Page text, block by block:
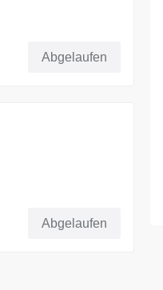
Abgelaufen
Abgelaufen